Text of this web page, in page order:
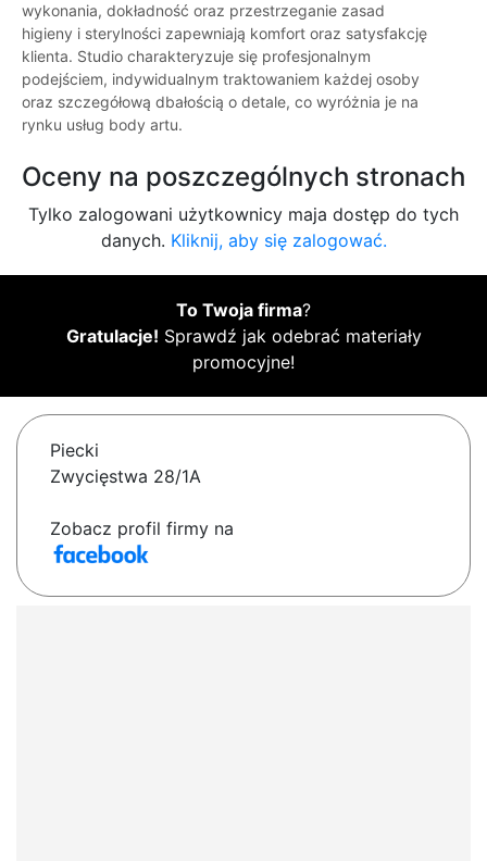
wykonania, dokładność oraz przestrzeganie zasad
higieny i sterylności zapewniają komfort oraz satysfakcję
klienta. Studio charakteryzuje się profesjonalnym
podejściem, indywidualnym traktowaniem każdej osoby
oraz szczegółową dbałością o detale, co wyróżnia je na
rynku usług body artu.
Oceny na poszczególnych stronach
Tylko zalogowani użytkownicy maja dostęp do tych
danych. Kliknij, aby się zalogować.
To Twoja firma?
Gratulacje! Sprawdź jak odebrać materiały
promocyjne!
Piecki
Zwycięstwa 28/1A
Zobacz profil firmy na